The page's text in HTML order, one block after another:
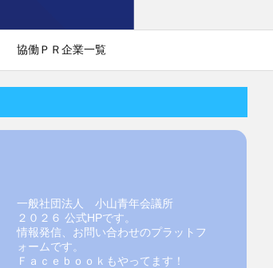
協働ＰＲ企業一覧
一般社団法人 小山青年会議所
２０２６ 公式HPです。
情報発信、お問い合わせのプラットフ
ォームです。
Ｆａｃｅｂｏｏｋもやってます！